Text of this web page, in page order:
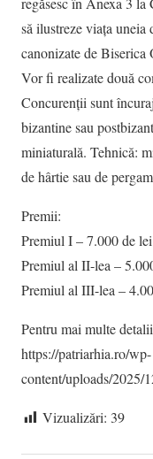
să ilustreze viața uneia
canonizate de Biserica
Vor fi realizate două
Concurenții sunt
bizantine sau
miniaturală. Tehnică:
de hârtie sau de
Premii:
Premiul I – 7.000 de
Premiul al II-lea –
Premiul al III-lea –
Pentru mai multe
https://patriarhia.ro/wp-
content/uploads/2025/
Vizualizări: 39